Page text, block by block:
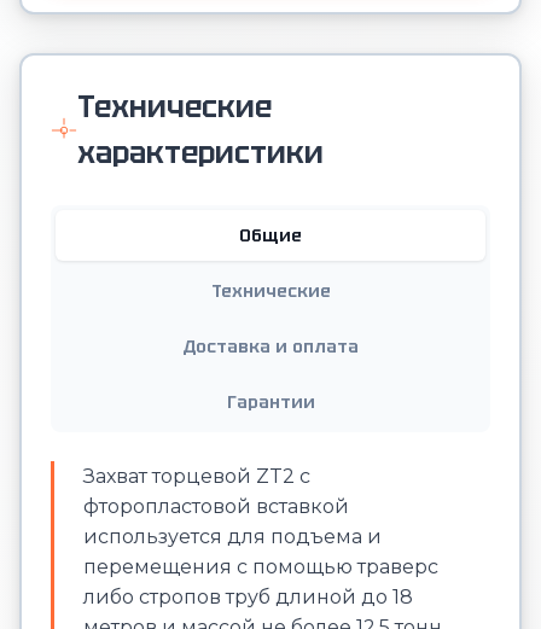
Технические
характеристики
Общие
Технические
Доставка и оплата
Гарантии
Захват торцевой ZT2 с
фторопластовой вставкой
используется для подъема и
перемещения с помощью траверс
либо стропов труб длиной до 18